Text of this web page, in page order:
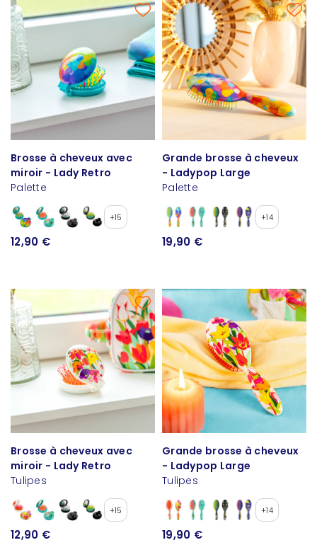
Brosse à cheveux avec
miroir - Lady Retro
Palette
+15
12,90 €
Grande brosse à cheveux
- Ladypop Large
Palette
+14
19,90 €
Brosse à cheveux avec
miroir - Lady Retro
Tulipes
+15
12,90 €
Grande brosse à cheveux
- Ladypop Large
Tulipes
+14
19,90 €